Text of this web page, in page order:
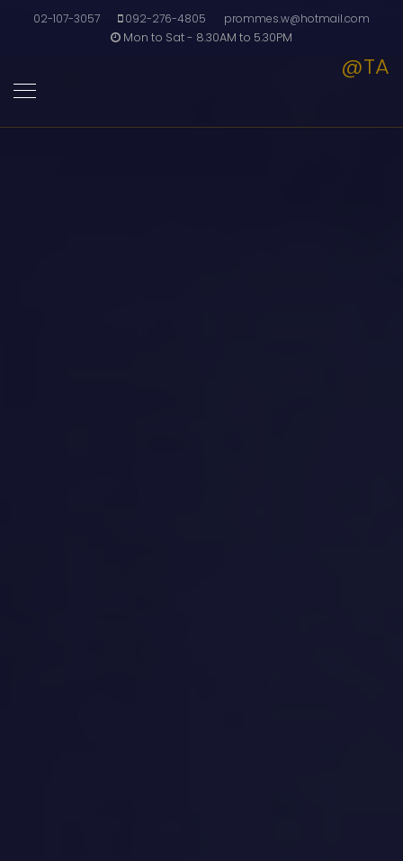
02-107-3057 092-276-4805
prommes.w@hotmail.com
Mon to Sat - 8.30AM to 5.30PM
@TA